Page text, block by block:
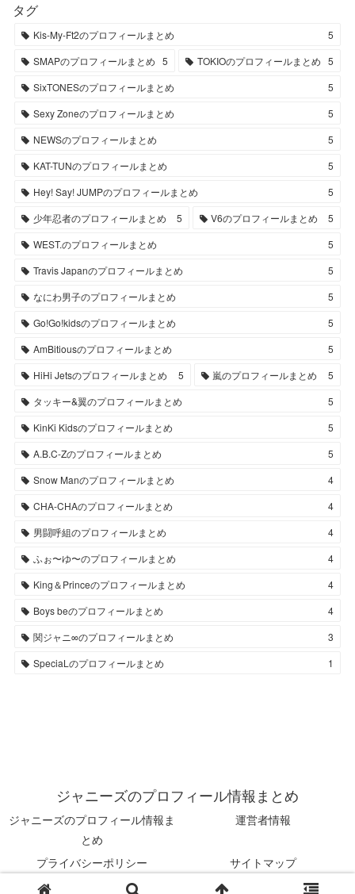
タグ
Kis-My-Ft2のプロフィールまとめ
5
SMAPのプロフィールまとめ 5 TOKIOのプロフィールまとめ 5
SixTONESのプロフィールまとめ
5
Sexy Zoneのプロフィールまとめ
5
NEWSのプロフィールまとめ
5
KAT-TUNのプロフィールまとめ
5
Hey! Say! JUMPのプロフィールまとめ
5
少年忍者のプロフィールまとめ
5 V6のプロフィールまとめ
5
WEST.のプロフィールまとめ
5
Travis Japanのプロフィールまとめ
5
なにわ男子のプロフィールまとめ
5
Go!Go!kidsのプロフィールまとめ
5
AmBitiousのプロフィールまとめ
5
HiHi Jetsのプロフィールまとめ
5 嵐のプロフィールまとめ
5
タッキー&翼のプロフィールまとめ
5
KinKi Kidsのプロフィールまとめ
5
A.B.C-Zのプロフィールまとめ
5
Snow Manのプロフィールまとめ
4
CHA-CHAのプロフィールまとめ
4
男闘呼組のプロフィールまとめ
4
ふぉ〜ゆ〜のプロフィールまとめ
4
King＆Princeのプロフィールまとめ
4
Boys beのプロフィールまとめ
4
関ジャニ∞のプロフィールまとめ
3
SpeciaLのプロフィールまとめ
1
ジャニーズのプロフィール情報まとめ
ジャニーズのプロフィール情報ま
とめ
運営者情報
プライバシーポリシー
サイトマップ
© 2023 ジャニーズのプロフィール情報まとめ.